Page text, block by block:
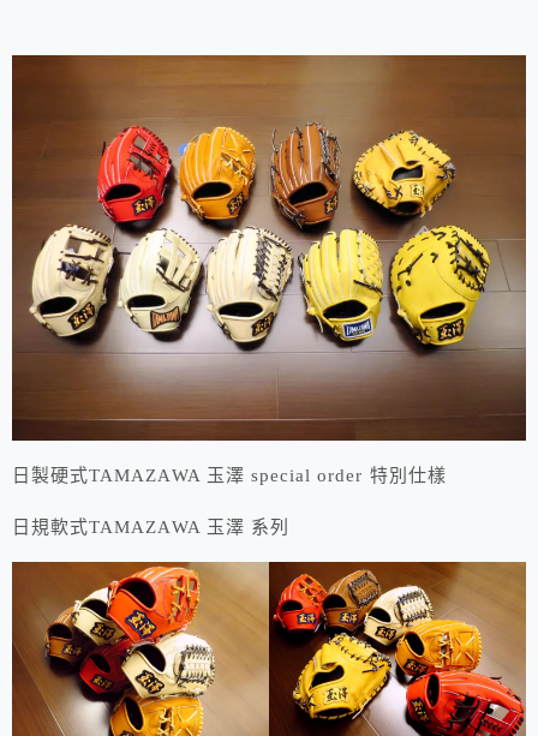
日製硬式TAMAZAWA 玉澤 special order 特別仕樣
日規軟式TAMAZAWA 玉澤 系列